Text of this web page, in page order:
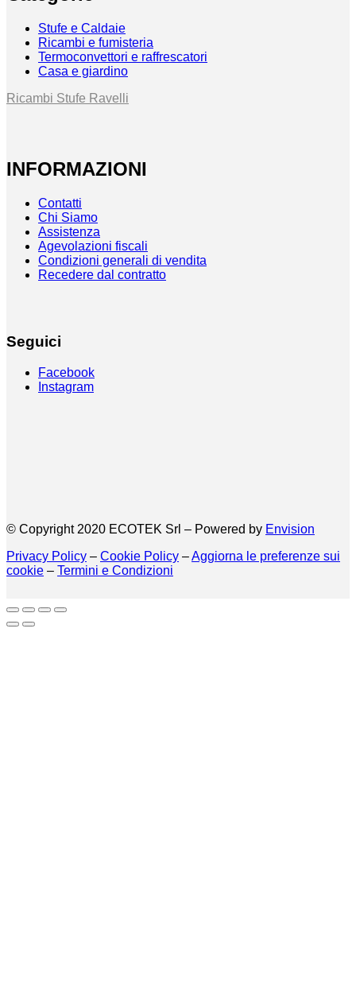
Stufe e Caldaie
Ricambi e fumisteria
Termoconvettori e raffrescatori
Casa e giardino
Ricambi Stufe Ravelli
INFORMAZIONI
Contatti
Chi Siamo
Assistenza
Agevolazioni fiscali
Condizioni generali di vendita
Recedere dal contratto
Seguici
Facebook
Instagram
© Copyright 2020 ECOTEK Srl – Powered by Envision
Privacy Policy – Cookie Policy –Aggiorna le preferenze sui
cookie – Termini e Condizioni